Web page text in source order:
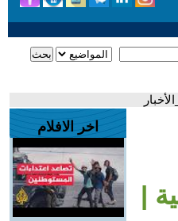
|
اخر الافلام